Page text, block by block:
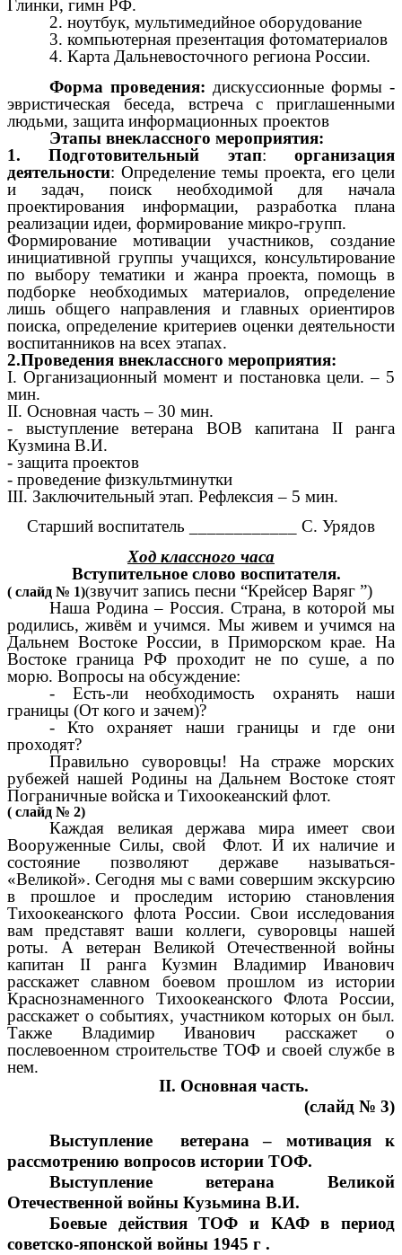
Глинки, гимн РФ.
2. ноутбук, мультимедийное оборудование
3. компьютерная презентация фотоматериалов
4. Карта Дальневосточного региона России.
Форма проведения: дискуссионные формы -
эвристическая беседа,
встреча с приглашенными
людьми, защита информационных проектов
Этапы внеклассного мероприятия:
1. Подготовительный этап:организация
деятельности: Определение темы проекта, его цели
и задач, поиск необходимой для начала
проектирования информации, разработка плана
реализации идеи, формирование микро-групп.
Формирование мотивации участников, создание
инициативной группы учащихся, консультирование
по выбору тематики и жанра проекта, помощь в
подборке необходимых материалов, определение
лишь общего направления и главных ориентиров
поиска, определение критериев оценки деятельности
воспитанников на всех этапах.
2.Проведения внеклассного мероприятия:
I. Организационный момент и постановка цели. – 5
мин.
II. Основная часть – 30 мин.
- выступление ветерана ВОВ капитана II ранга
Кузмина В.И.
- защита проектов
- проведение физкультминутки
III. Заключительный этап. Рефлексия – 5 мин.
Старший воспитатель ____________ С. Урядов
Ход классного часа
Вступительное слово воспитателя.
( слайд № 1)(звучит запись песни “Крейсер Варяг ”)
Наша Родина – Россия. Страна, в которой мы
родились, живём и учимся. Мы живем и учимся на
Дальнем Востоке России, в Приморском крае. На
Востоке граница РФ проходит не по суше, а по
морю. Вопросы на обсуждение:
- Есть-ли необходимость охранять наши
границы (От кого и зачем)?
- Кто охраняет наши границы и где они
проходят?
Правильно суворовцы! На страже морских
рубежей нашей Родины на Дальнем Востоке стоят
Пограничные войска и Тихоокеанский флот.
( слайд № 2)
Каждая великая держава мира имеет свои
Вооруженные Силы, свой Флот. И их наличие и
состояние позволяют державе называться-
«Великой». Сегодня мы с вами совершим экскурсию
в прошлое и проследим историю становления
Тихоокеанского флота России. Свои исследования
вам представят ваши коллеги, суворовцы нашей
роты. А ветеран Великой Отечественной войны
капитан II ранга Кузмин Владимир Иванович
расскажет славном боевом прошлом из истории
Краснознаменного Тихоокеанского Флота России,
расскажет о событиях, участником которых он был.
Также Владимир Иванович расскажет о
послевоенном строительстве ТОФ и своей службе в
нем.
II. Основная часть.
(слайд № 3)
Выступление ветерана – мотивация к
рассмотрению вопросов истории ТОФ.
Выступление ветерана Великой
Отечественной войны Кузьмина В.И.
Боевые действия ТОФ и КАФ в период
советско-японской войны 1945 г .